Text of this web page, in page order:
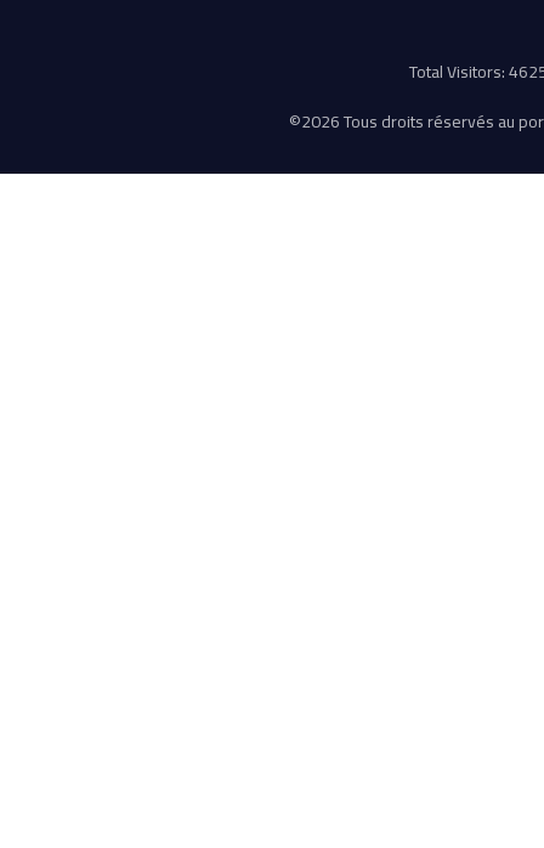
Total Visitors:
©2026 Tous droits réservés au